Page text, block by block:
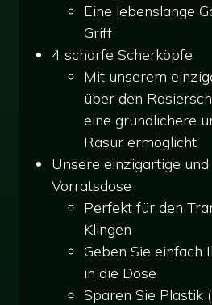
Eine lebenslange
Griff
4 scharfe Scherköpfe
Mit unserem
über den
eine gründlichere
Rasur ermöglicht
Unsere einzigartige
Vorratsdose
Perfekt für den
Klingen
Geben Sie einfach
in die Dose
Sparen Sie Plastik